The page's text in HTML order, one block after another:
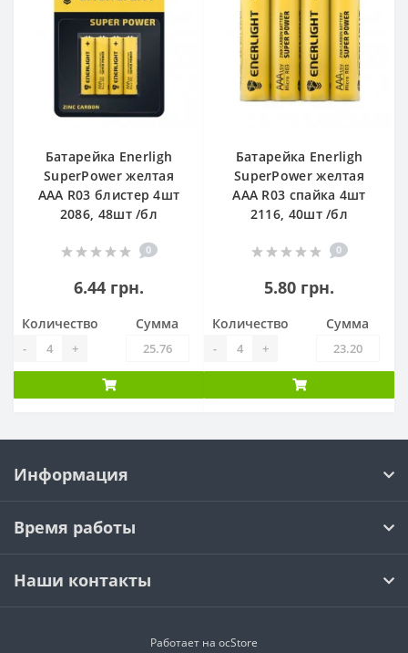
Батарейка Enerligh
SuperPower желтая
ААА R03 блистер 4шт
2086, 48шт /бл
0
6.44 грн.
Количество
- +
Сумма
Батарейка Enerligh
SuperPower желтая
ААА R03 спайка 4шт
2116, 40шт /бл
0
5.80 грн.
Количество
- +
Сумма
Информация
Время работы
Наши контакты
Работает на ocStore